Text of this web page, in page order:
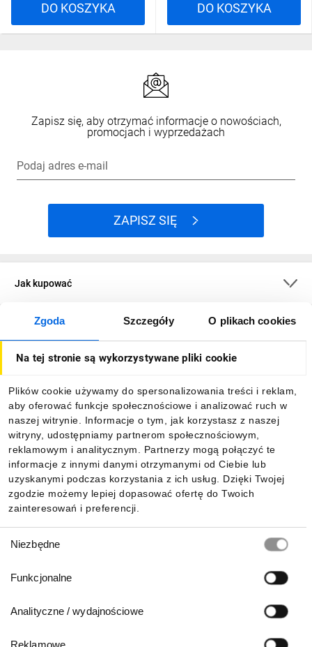
Zgoda Szczegóły O plikach cookies
Na tej stronie są wykorzystywane pliki cookie
Plików cookie używamy do spersonalizowania treści i reklam,
aby oferować funkcje społecznościowe i analizować ruch w
naszej witrynie. Informacje o tym, jak korzystasz z naszej
witryny, udostępniamy partnerom społecznościowym,
reklamowym i analitycznym. Partnerzy mogą połączyć te
informacje z innymi danymi otrzymanymi od Ciebie lub
uzyskanymi podczas korzystania z ich usług. Dzięki Twojej
zgodzie możemy lepiej dopasować ofertę do Twoich
zainteresowań i preferencji.
zgody
Niezbędne
Funkcjonalne
Analityczne / wydajnościowe
Reklamowe
DO KOSZYKA DO KOSZYKA
Zapisz się, aby otrzymać informacje o nowościach,
promocjach i wyprzedażach
Podaj adres e-mail
ZAPISZ SIĘ
Jak kupować
O firmie
Informacje
Pobierz naszą aplikację mobilną: